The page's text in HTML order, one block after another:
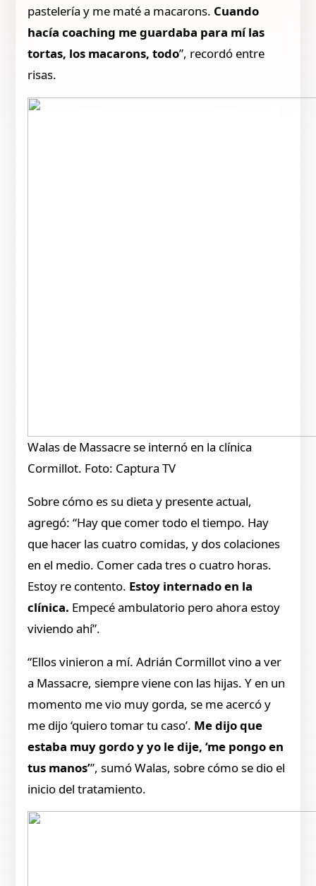
pastelería y me maté a macarons. Cuando
hacía coaching me guardaba para mí las
tortas, los macarons, todo”, recordó entre
risas.
Walas de Massacre se internó en la clínica
Cormillot. Foto: Captura TV
Sobre cómo es su dieta y presente actual,
agregó: “Hay que comer todo el tiempo. Hay
que hacer las cuatro comidas, y dos colaciones
en el medio. Comer cada tres o cuatro horas.
Estoy re contento. Estoy internado en la
clínica. Empecé ambulatorio pero ahora estoy
viviendo ahí”.
“Ellos vinieron a mí. Adrián Cormillot vino a ver
a Massacre, siempre viene con las hijas. Y en un
momento me vio muy gorda, se me acercó y
me dijo ‘quiero tomar tu caso’. Me dijo que
estaba muy gordo y yo le dije, ‘me pongo en
tus manos’”, sumó Walas, sobre cómo se dio el
inicio del tratamiento.